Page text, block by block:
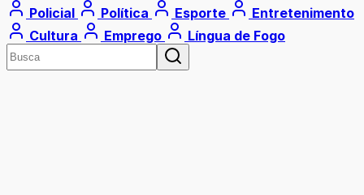
Policial
Política Esporte
Entretenimento
Cultura
Emprego Língua de Fogo